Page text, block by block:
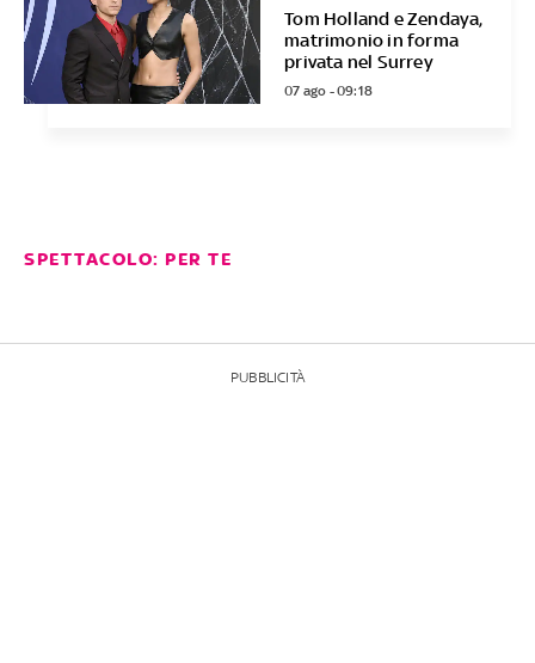
Tom Holland e Zendaya,
matrimonio in forma
privata nel Surrey
07 ago - 09:18
SPETTACOLO: PER TE
PUBBLICITÀ